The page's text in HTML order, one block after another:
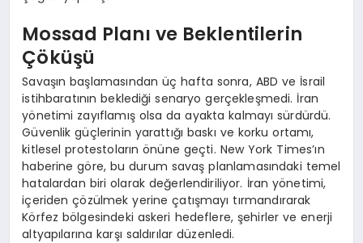
Mossad Planı ve Beklentilerin
Çöküşü
Savaşın başlamasından üç hafta sonra, ABD ve İsrail
istihbaratının beklediği senaryo gerçekleşmedi. İran
yönetimi zayıflamış olsa da ayakta kalmayı sürdürdü.
Güvenlik güçlerinin yarattığı baskı ve korku ortamı,
kitlesel protestoların önüne geçti. New York Times’ın
haberine göre, bu durum savaş planlamasındaki temel
hatalardan biri olarak değerlendiriliyor. İran yönetimi,
içeriden çözülmek yerine çatışmayı tırmandırarak
Körfez bölgesindeki askeri hedeflere, şehirler ve enerji
altyapılarına karşı saldırılar düzenledi.